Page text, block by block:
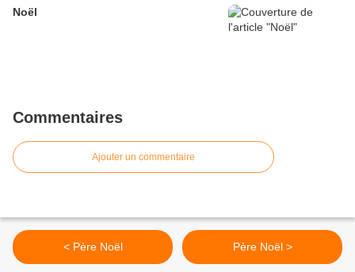
Noël
Commentaires
Ajouter un commentaire
< Père Noël Père Noël >